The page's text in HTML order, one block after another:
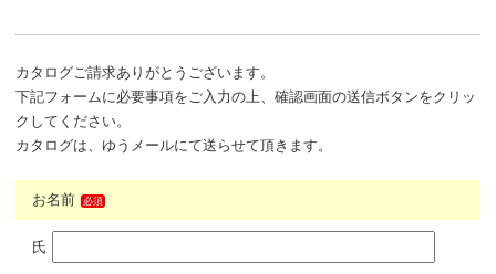
カタログご請求ありがとうございます。
下記フォームに必要事項をご入力の上、確認画面の送信ボタンをクリッ
クしてください。
カタログは、ゆうメールにて送らせて頂きます。
お名前 必須
氏